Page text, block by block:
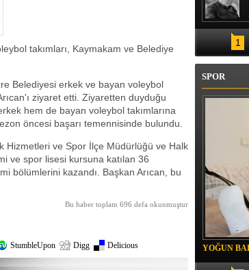
takımları, Kaymakam ve Belediye
Belediyesi erkek ve bayan voleybol
ziyaret etti. Ziyaretten duyduğu
hem de bayan voleybol takımlarına
öncesi başarı temennisinde bulundu.
Hizmetleri ve Spor İlçe Müdürlüğü ve Halk
ve spor lisesi kursuna katılan 36
bölümlerini kazandı. Başkan Arıcan, bu
Bu haber toplam 696 defa okunmuştur
StumbleUpon Digg Delicious
1
SPOR
YOĞUN